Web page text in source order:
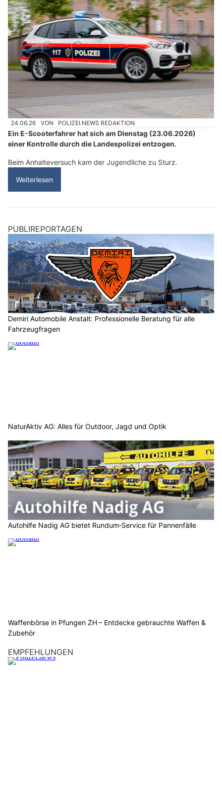
24.06.26 VON POLIZEI.NEWS REDAKTION
Ein E-Scooterfahrer hat sich am Dienstag (23.06.2026)
einer Kontrolle durch die Landespolizei entzogen.
Beim Anhalteversuch kam der Jugendliche zu Sturz.
Weiterlesen
PUBLIREPORTAGEN
Demiri Automobile Anstalt: Professionelle Beratung für alle
Fahrzeugfragen
NaturAktiv AG: Alles für Outdoor, Jagd und Optik
Autohilfe Nadig AG bietet Rundum‑Service für Pannenfälle
Waffenbörse in Pfungen ZH – Entdecke gebrauchte Waffen &
Zubehör
EMPFEHLUNGEN